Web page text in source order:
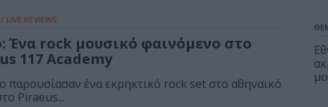
REVIEWS
Ένα rock μουσικό φαινόμενο στο
117 Academy
παρουσίασαν ένα εκρηκτικό rock set στο αθηναϊκό
Piraeus...